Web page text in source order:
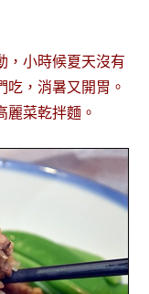
，小時候夏天沒有
，消暑又開胃。
麗菜乾拌麵。